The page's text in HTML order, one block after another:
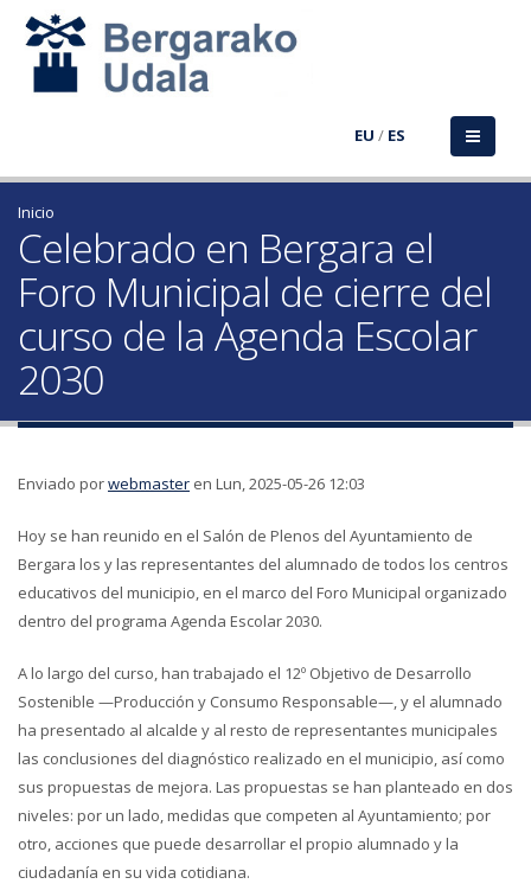
EU / ES
Inicio
Celebrado en Bergara el
Foro Municipal de cierre del
curso de la Agenda Escolar
2030
Enviado porwebmaster en Lun, 2025-05-26 12:03
Hoy se han reunido en el Salón de Plenos del Ayuntamiento de
Bergara los y las representantes del alumnado de todos los centros
educativos del municipio, en el marco del Foro Municipal organizado
dentro del programa Agenda Escolar 2030.
A lo largo del curso, han trabajado el 12º Objetivo de Desarrollo
Sostenible —Producción y Consumo Responsable—, y el alumnado
ha presentado al alcalde y al resto de representantes municipales
las conclusiones del diagnóstico realizado en el municipio, así como
sus propuestas de mejora. Las propuestas se han planteado en dos
niveles: por un lado, medidas que competen al Ayuntamiento; por
otro, acciones que puede desarrollar el propio alumnado y la
ciudadanía en su vida cotidiana.